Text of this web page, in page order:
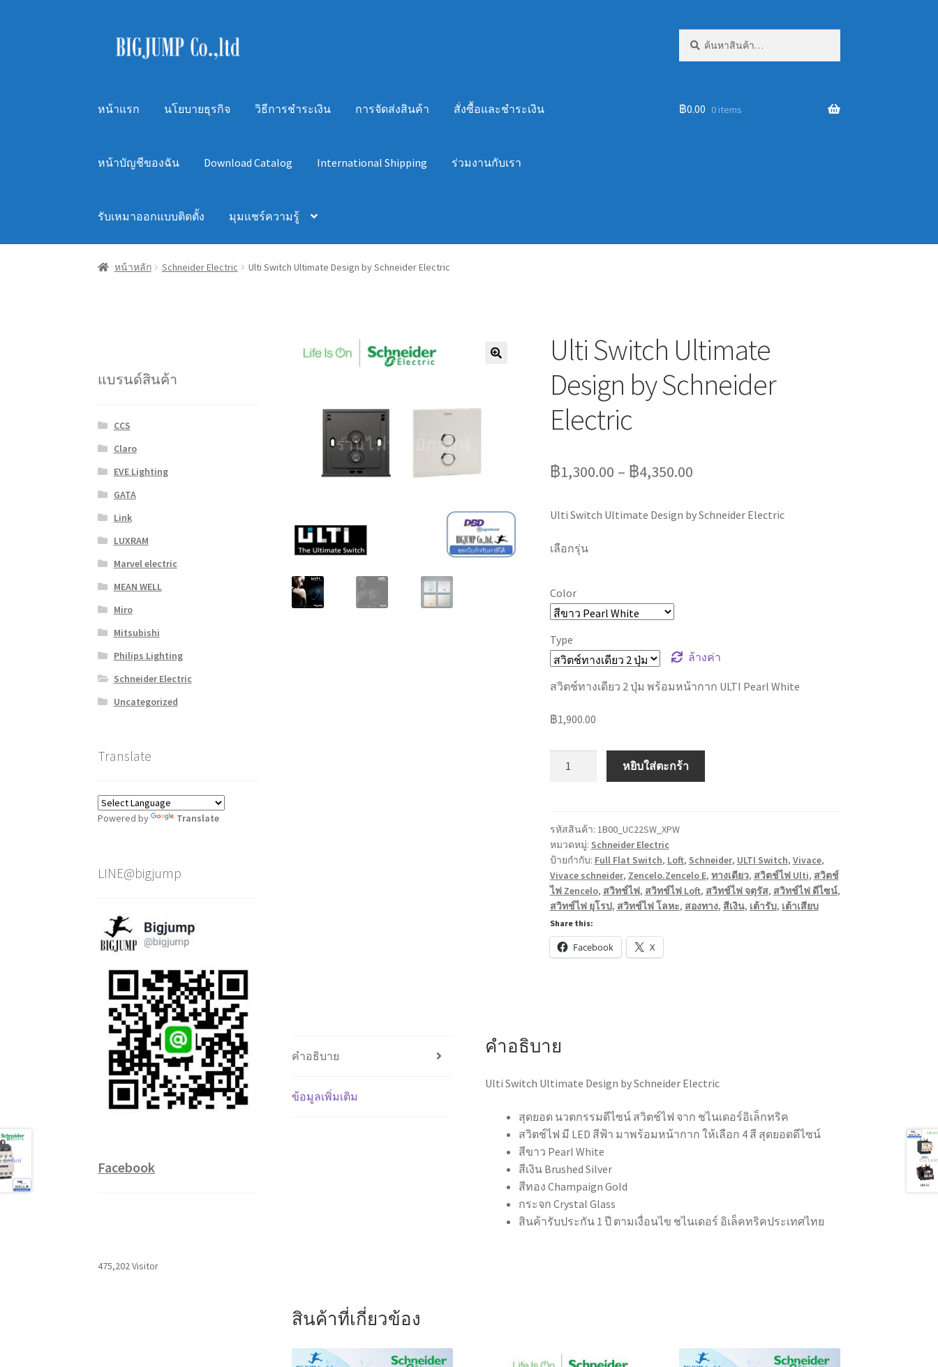
Skip
Skip
หน้าแรก นโยบายธุรกิจ วิธีการชำระเงิน การจัดส่งสินค้า สั่งซื้อและชำระเงิน
หน้าบัญชีของฉัน Download Catalog International Shipping ร่วมงานกับเรา
รับเหมาออกแบบติดตั้ง มุมแชร์ความรู้
฿0.00 0 items
หน้าหลัก Schneider Electric Ulti Switch Ultimate Design by Schneider Electric
Ulti Switch Ultimate
Design by Schneider
Electric
฿1,300.00 – ฿4,350.00
Ulti Switch Ultimate Design by Schneider Electric
เลือกรุ่น
Color
Type
ล้างค่า
สวิตช์ทางเดียว 2 ปุ่ม พร้อมหน้ากาก ULTI Pearl White
฿1,900.00
Design
by
Schneider
Electric
ชิ้น
หยิบใส่ตะกร้า
รหัสสินค้า: 1B00_UC22SW_XPW
หมวดหมู่: Schneider Electric
ป้ายกำกับ: Full Flat Switch, Loft, Schneider, ULTI Switch, Vivace,
Vivace schneider, Zencelo.Zencelo E, ทางเดียว, สวิตช์ไฟ Ulti, สวิตช์
ไฟ Zencelo, สวิทช์ไฟ, สวิทช์ไฟ Loft, สวิทช์ไฟ จตุรัส, สวิทช์ไฟ ดีไซน์,
สวิทช์ไฟ ยุโรป, สวิทช์ไฟ โลหะ, สองทาง, สีเงิน, เต้ารับ, เต้าเสียบ
Share this:
Facebook X
คำอธิบาย
ข้อมูลเพิ่มเติม
คำอธิบาย
Ulti Switch Ultimate Design by Schneider Electric
สุดยอด นวตกรรมดีไซน์ สวิตช์ไฟ จาก ชไนเดอร์อิเล็กทริค
สวิตช์ไฟ มี LED สีฟ้า มาพร้อมหน้ากาก ให้เลือก 4 สี สุดยอดดีไซน์
สีขาว Pearl White
สีเงิน Brushed Silver
สีทอง Champaign Gold
กระจก Crystal Glass
สินค้ารับประกัน 1 ปี ตามเงื่อนไข ชไนเดอร์ อิเล็คทริคประเทศไทย
สินค้าที่เกี่ยวข้อง
แบรนด์สินค้า
CCS
Claro
EVE Lighting
GATA
Link
LUXRAM
Marvel electric
MEAN WELL
Miro
Mitsubishi
Philips Lighting
Schneider Electric
Uncategorized
Translate
Powered by Translate
LINE@bigjump
Facebook
475,202 Visitor